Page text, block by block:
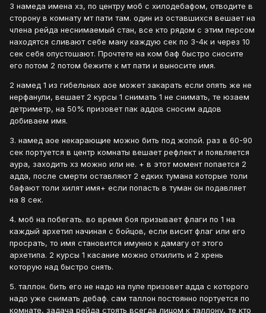
3 намеда имена хз, по центру моб с хилодебафом, отводите в
сторону в комнату мт пати там. один из оставшихся вешает на
члена рейда неснимаемый стан, все кто рядом с этим персом
находятся сливают себе ману каждую сек по 3-4к и через 10
сек себя опустошают. Прочтете на ком баф быстро сносите
его потом 2 потом бежите к мт пати и выносите имя.
2 намед 1 из гибельных аое может закарать если опять же не
нерфанули, вешает 2 курсы 1 снимать 1 не снимать, те юзаем
детриметр, на 50% призовет пак аддов сносим аддов
добиваем имя.
3. намед аое некарающие можно бить под жопой. раз в 60-90
сек портуется в центр комнаты вешает рефлект и появляется
аура, заходить хз можно или не. + в этот момент попается 2
адда, после смерти оставляют 2 едких тумана которые толи
бафают толи хилят имя+ если попасть в туман он подавляет
на 8 сек.
4. моб на побегать. во время боя призывает флаги по 1 на
каждый архетип начиная с бойцов, если висит флаг или его
просрать, то имя становится имунно к дамагу от этого
архетипа. 2 курсы 1 касание можно отхилить и 2 хрень
которую над быстро снять.
5. таллон. бить его не надо на пуле призовет адда с которого
надо уже снимать дебаф. сам таллон постоянно портуется по
комнате, задача рейда стоять всегда лицом к таллону, те кто